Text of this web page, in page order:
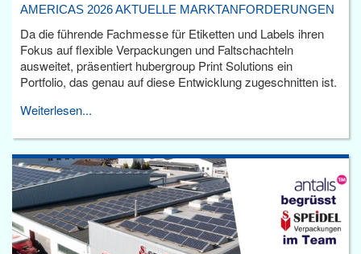
AMERICAS 2026 AKTUELLE MARKTANFORDERUNGEN
Da die führende Fachmesse für Etiketten und Labels ihren
Fokus auf flexible Verpackungen und Faltschachteln
ausweitet, präsentiert hubergroup Print Solutions ein
Portfolio, das genau auf diese Entwicklung zugeschnitten ist.
Weiterlesen...